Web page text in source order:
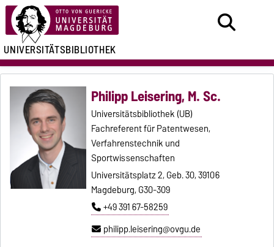
UNIVERSITÄTSBIBLIOTHEK
Philipp Leisering, M. Sc.
Universitätsbibliothek (UB)
Fachreferent für Patentwesen,
Verfahrenstechnik und
Sportwissenschaften
Universitätsplatz 2, Geb. 30, 39106
Magdeburg, G30-309
+49 391 67-58259
philipp.leisering@ovgu.de